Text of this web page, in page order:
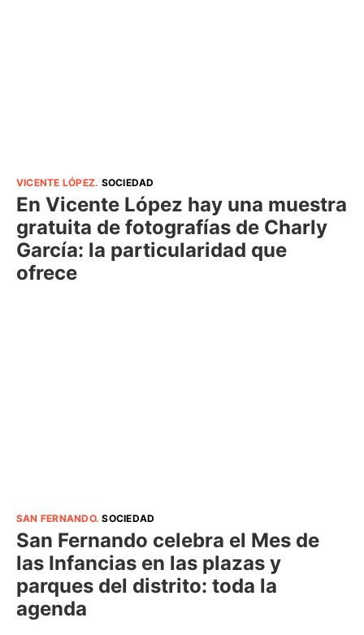
VICENTE LÓPEZ. SOCIEDAD
En Vicente López hay una muestra
gratuita de fotografías de Charly
García: la particularidad que
ofrece
SAN FERNANDO.SOCIEDAD
San Fernando celebra el Mes de
las Infancias en las plazas y
parques del distrito: toda la
agenda